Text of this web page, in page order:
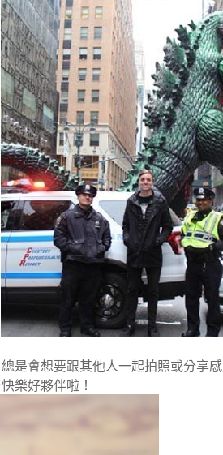
是會想要跟其他人一起拍照或分享
樂好夥伴啦！